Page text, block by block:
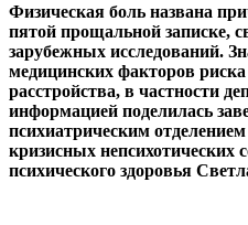
Физическая боль названа
пятой прощальной записке,
зарубежных исследований.
медицинских факторов
расстройства, в частности
информацией поделилась
психиатрическим
кризисных
психического здоровья